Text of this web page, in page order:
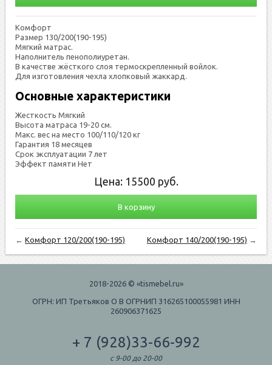
Комфорт
Размер 130/200(190-195)
Мяг­кий мат­рас.
На­пол­ни­тель пе­нопо­ли­уре­тан.
В ка­чес­тве жёс­тко­го слоя тер­мос­креп­ленный вой­лок.
Для из­го­тов­ле­ния чех­ла хлоп­ко­вый жак­кард.
Основные характеристики
Жесткость Мягкий
Высота матраса 19-20 см.
Макс. вес на место 100/110/120 кг
Гарантия 18 месяцев
Срок эксплуатации 7 лет
Эффект памяти Нет
Цена: 15500 руб.
В корзину
←Комфорт 120/200(190-195) Комфорт 140/200(190-195) →
2018-2026 © «tismebel.ru»
ОГРН: ИП Третьяков О В ОГРНИП 316265100055981 ИНН
260906371625
+ 7 (928)33-66-992
с 9-00 до 20-00